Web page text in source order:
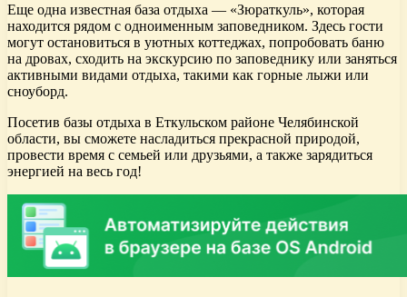
Еще одна известная база отдыха — «Зюраткуль», которая
находится рядом с одноименным заповедником. Здесь гости
могут остановиться в уютных коттеджах, попробовать баню
на дровах, сходить на экскурсию по заповеднику или заняться
активными видами отдыха, такими как горные лыжи или
сноуборд.
Посетив базы отдыха в Еткульском районе Челябинской
области, вы сможете насладиться прекрасной природой,
провести время с семьей или друзьями, а также зарядиться
энергией на весь год!